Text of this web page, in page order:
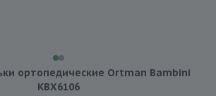
ортопедические Ortman Bambini
KBX6106